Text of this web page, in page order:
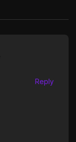
Reply